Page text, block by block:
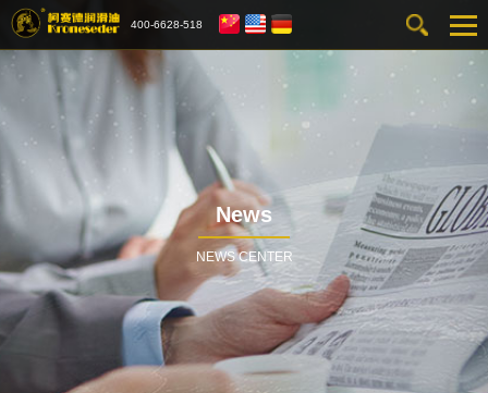
400-6628-518
News
NEWS CENTER